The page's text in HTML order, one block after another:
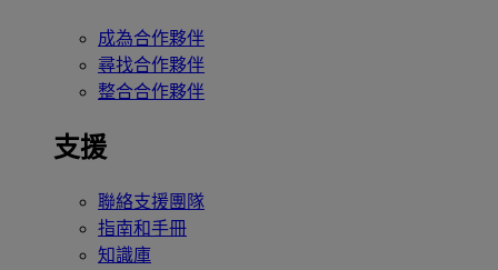
成為合作夥伴
尋找合作夥伴
整合合作夥伴
支援
聯絡支援團隊
指南和手冊
知識庫